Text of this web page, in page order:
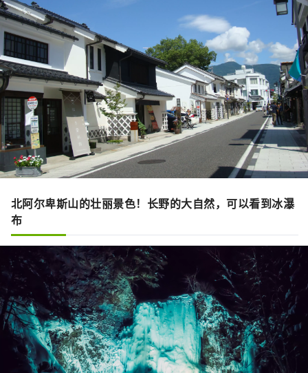
北阿尔卑斯山的壮丽景色！长野的大自然，可以看到冰瀑
布